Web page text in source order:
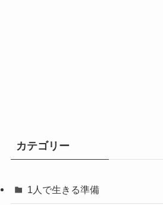
カテゴリー
1人で生きる準備